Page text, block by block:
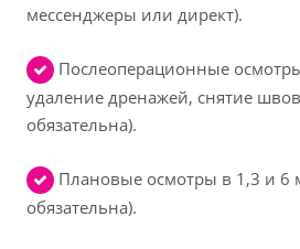
мессенджеры или директ).
Послеоперационные
удаление дренажей, снятие
обязательна).
Плановые осмотры в 1,3 и 6
обязательна).